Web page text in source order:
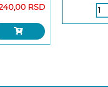
RSD